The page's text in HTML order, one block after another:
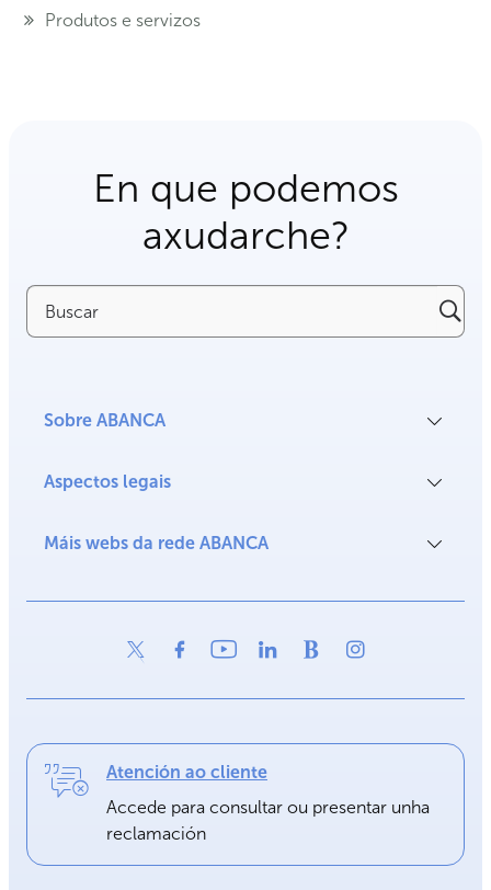
Produtos e servizos
En que podemos
axudarche?
Buscar
Sobre ABANCA
Aspectos legais
Máis webs da rede ABANCA
Atención ao cliente
Accede para consultar ou presentar unha
reclamación